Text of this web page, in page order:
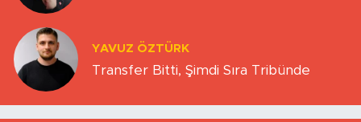
YAVUZ ÖZTÜRK
Transfer Bitti, Şimdi Sıra Tribünde